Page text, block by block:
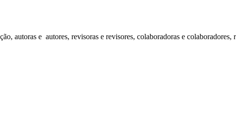
autoras e autores, revisoras e revisores, colaboradoras e colaboradores,